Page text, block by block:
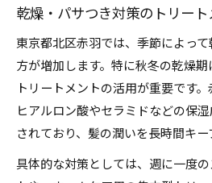
乾燥・パサつき対策のトリー
東京都北区赤羽では、季節によっ
方が増加します。特に秋冬の乾燥
トリートメントの活用が重要です。
ヒアルロン酸やセラミドなどの保
されており、髪の潤いを長時間キー
具体的な対策としては、週に一度